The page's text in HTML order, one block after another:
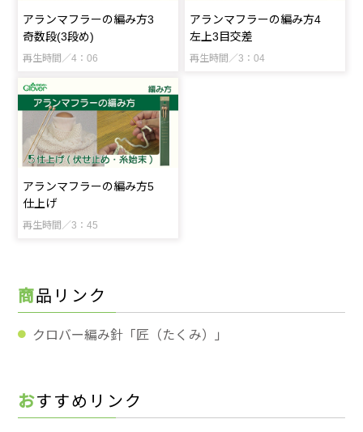
アランマフラーの編み方3
奇数段(3段め)
再生時間／4：06
アランマフラーの編み方4
左上3目交差
再生時間／3：04
アランマフラーの編み方5
仕上げ
再生時間／3：45
商品リンク
クロバー編み針「匠（たくみ）」
おすすめリンク